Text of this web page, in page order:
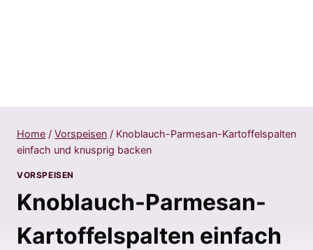
Home / Vorspeisen / Knoblauch-Parmesan-Kartoffelspalten
einfach und knusprig backen
VORSPEISEN
Knoblauch-Parmesan-
Kartoffelspalten einfach